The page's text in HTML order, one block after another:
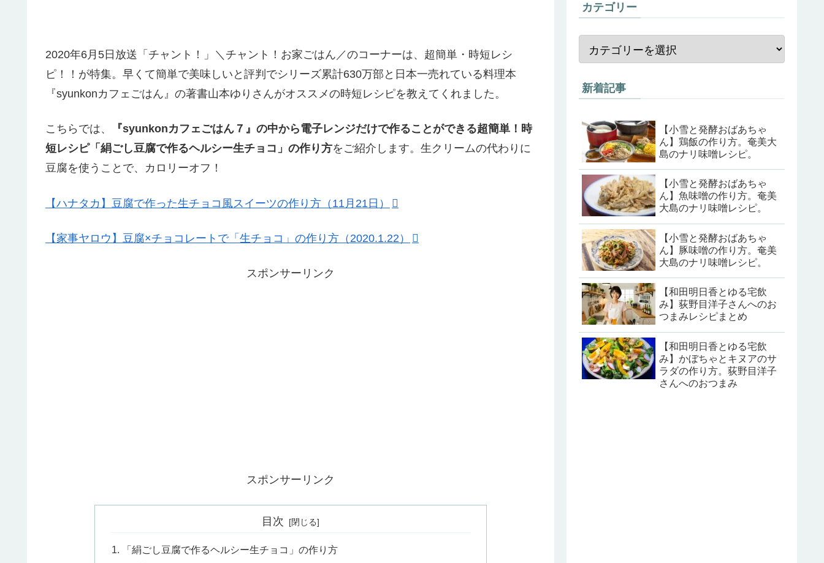
2020年6月5日放送「チャント！」＼チャント！お家ごはん／のコーナーは、超簡単・時短レシ
ピ！！が特集。早くて簡単で美味しいと評判でシリーズ累計630万部と日本一売れている料理本
『syunkonカフェごはん』の著書山本ゆりさんがオススメの時短レシピを教えてくれました。
こちらでは、 『syunkonカフェごはん７』の中から電子レンジだけで作ることができる超簡単！時
短レシピ「絹ごし豆腐で作るヘルシー生チョコ」の作り方をご紹介します。生クリームの代わりに
豆腐を使うことで、カロリーオフ！
【ハナタカ】豆腐で作った生チョコ風スイーツの作り方（11月21日）
【家事ヤロウ】豆腐×チョコレートで「生チョコ」の作り方（2020.1.22）
スポンサーリンク
スポンサーリンク
目次
「絹ごし豆腐で作るヘルシー生チョコ」の作り方
カテゴリー
新着記事
【小雪と発酵おばあちゃ
ん】鶏飯の作り方。奄美大
島のナリ味噌レシピ。
【小雪と発酵おばあちゃ
ん】魚味噌の作り方。奄美
大島のナリ味噌レシピ。
【小雪と発酵おばあちゃ
ん】豚味噌の作り方。奄美
大島のナリ味噌レシピ。
【和田明日香とゆる宅飲
み】荻野目洋子さんへのお
つまみレシピまとめ
【和田明日香とゆる宅飲
み】かぼちゃとキヌアのサ
ラダの作り方。荻野目洋子
さんへのおつまみ